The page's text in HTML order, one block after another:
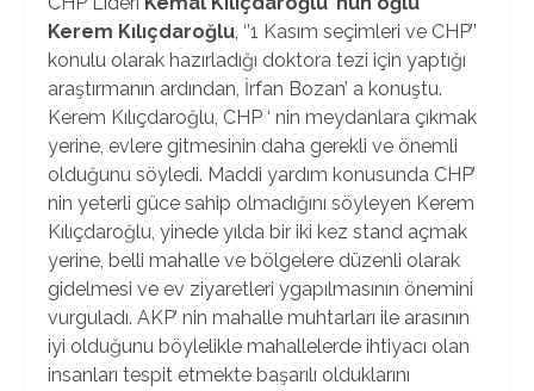
Kerem Kılıçdaroğlu, ‘’1 Kasım seçimleri ve CHP’’
konulu olarak hazırladığı doktora tezi için yaptığı
araştırmanın ardından, İrfan Bozan’ a konuştu.
Kerem Kılıçdaroğlu, CHP ‘ nin meydanlara çıkmak
yerine, evlere gitmesinin daha gerekli ve önemli
olduğunu söyledi. Maddi yardım konusunda CHP’
nin yeterli güce sahip olmadığını söyleyen Kerem
Kılıçdaroğlu, yinede yılda bir iki kez stand açmak
yerine, belli mahalle ve bölgelere düzenli olarak
gidelmesi ve ev ziyaretleri ygapılmasının önemini
vurguladı. AKP’ nin mahalle muhtarları ile arasının
iyi olduğunu böylelikle mahallelerde ihtiyacı olan
insanları tespit etmekte başarılı olduklarını